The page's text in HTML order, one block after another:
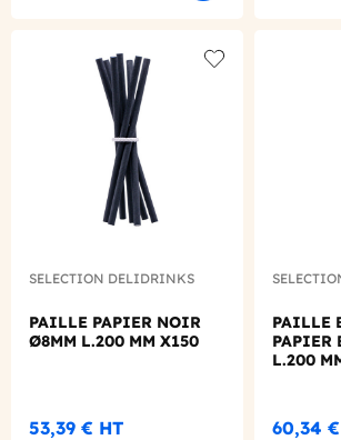
SELECTION DELIDRINKS
PAILLE PAPIER NOIR
Ø8MM L.200 MM X150
53,39 € HT
PAILLE
PAPIER
L.200
60,34 €